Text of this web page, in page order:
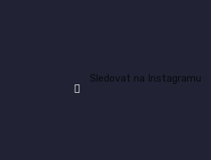
Sledovat na Instagramu